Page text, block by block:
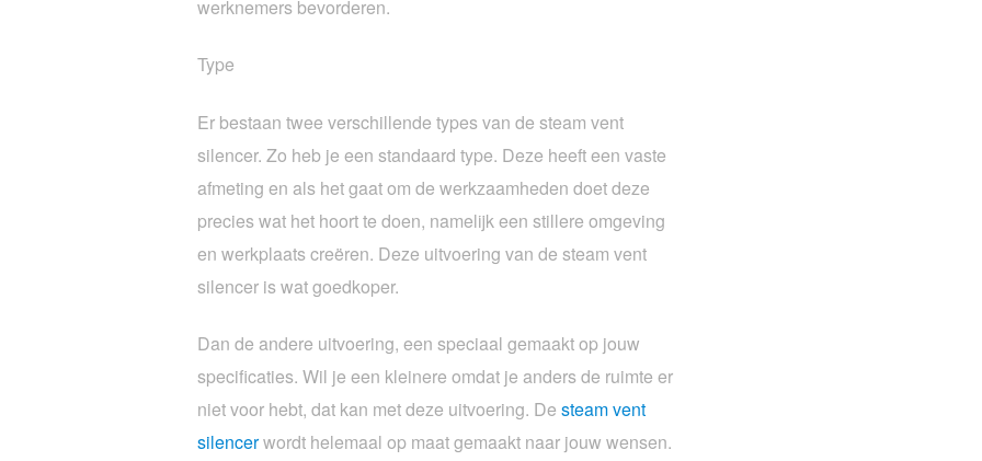
werknemers bevorderen.
Type
Er bestaan twee verschillende types van de steam vent
silencer. Zo heb je een standaard type. Deze heeft een vaste
afmeting en als het gaat om de werkzaamheden doet deze
precies wat het hoort te doen, namelijk een stillere omgeving
en werkplaats creëren. Deze uitvoering van de steam vent
silencer is wat goedkoper.
Dan de andere uitvoering, een speciaal gemaakt op jouw
specificaties. Wil je een kleinere omdat je anders de ruimte er
niet voor hebt, dat kan met deze uitvoering. De steam vent
silencerwordt helemaal op maat gemaakt naar jouw wensen.